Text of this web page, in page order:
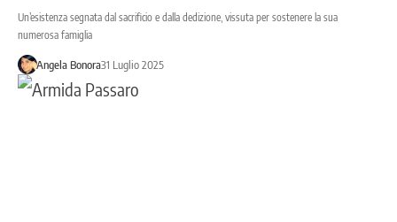
Un’esistenza segnata dal sacrificio e dalla dedizione, vissuta per sostenere la sua
numerosa famiglia
Angela Bonora31 Luglio 2025